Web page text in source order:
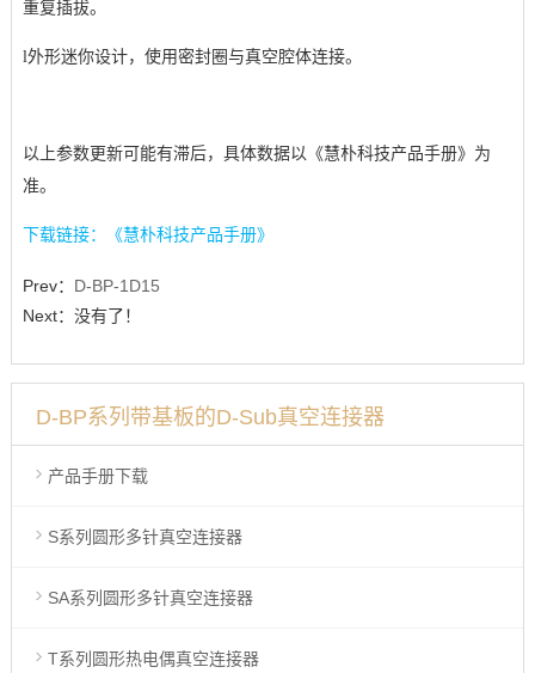
重复插拔。
l外形迷你设计，使用密封圈与真空腔体连接。
以上参数更新可能有滞后，具体数据以《慧朴科技产品手册》为
准。
下载链接：《慧朴科技产品手册》
Prev： D-BP-1D15
Next：没有了！
D-BP系列带基板的D-Sub真空连接器
产品手册下载
S系列圆形多针真空连接器
SA系列圆形多针真空连接器
T系列圆形热电偶真空连接器